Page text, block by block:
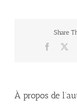
Share
À propos de